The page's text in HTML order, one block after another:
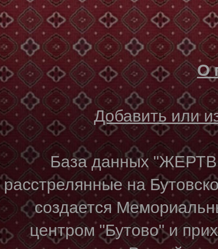
О
Добавить или
База данных
расстрелянные на
создается
центром "Бутово" и